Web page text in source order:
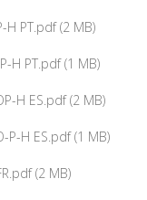
H PT.pdf (2 MB)
H PT.pdf (1 MB)
H ES.pdf (2 MB)
P-H ES.pdf (1 MB)
(2 MB)